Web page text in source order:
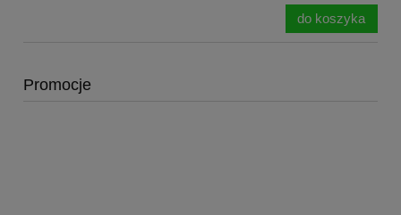
do koszyka
Promocje